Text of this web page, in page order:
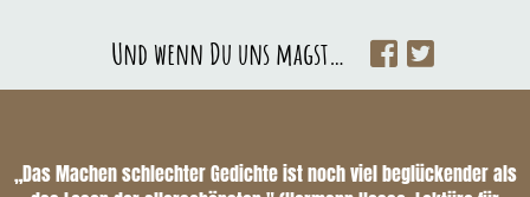
Und wenn Du uns magst…
„Das Machen schlechter Gedichte ist noch viel beglückender als